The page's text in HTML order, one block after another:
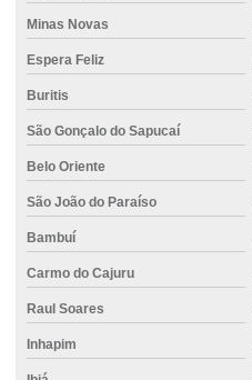
Concreto para obras comerciais
Concreto para pilares estruturais
Concreto piso
Concreto piso externo
Concreto piso garagem
Concreto para piso industrial
Concreto piso polido
Concreto pronto para fundações
Minas Novas
Espera Feliz
Buritis
São Gonçalo do Sapucaí
Belo Oriente
São João do Paraíso
Bambuí
Carmo do Cajuru
Raul Soares
Inhapim